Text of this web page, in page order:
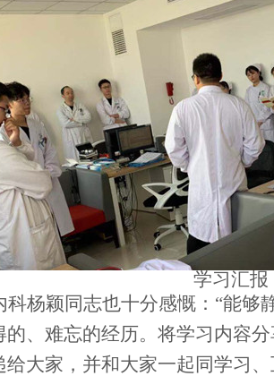
学习汇报
科杨颖同志也十分感慨： “能够
的、难忘的经历。将学习内容
给大家，并和大家一起同学习